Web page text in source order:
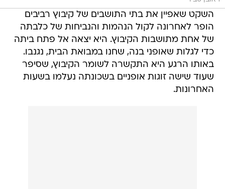
השקט שאפיין את בתי התושבים של קיבוץ רביבים
הופר לאחרונה לקול הנהמות והנביחות של כלבתה
של אחת מתושבות הקיבוץ. היא יצאה אל פתח ביתה
כדי לגלות שאופני בנה, שחנו במבואת הבית, נגנבו.
באותו הרגע היא התקשרה לשומר הקיבוץ, שסיפר
שעוד שישה זוגות אופניים בשכונתה נעלמו בשעות
האחרונות.